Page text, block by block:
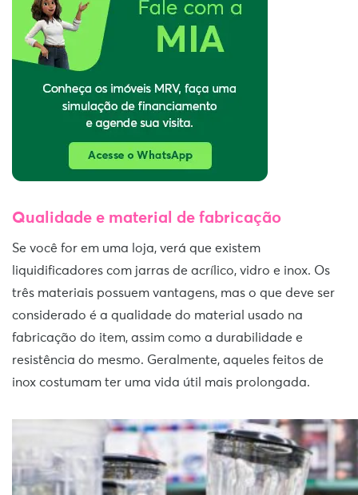
Qualidade e material de fabricação
Se você for em uma loja, verá que existem
liquidificadores com jarras de acrílico, vidro e inox. Os
três materiais possuem vantagens, mas o que deve ser
considerado é a qualidade do material usado na
fabricação do item, assim como a durabilidade e
resistência do mesmo. Geralmente, aqueles feitos de
inox costumam ter uma vida útil mais prolongada.